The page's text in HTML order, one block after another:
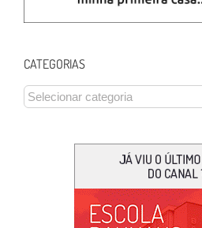
CATEGORIAS
CATEGORIAS